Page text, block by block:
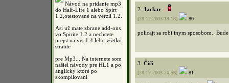
Návod na pridanie mp3
do Half-Life 1 alebo Spirt
1.2,otestované na verzii 1.2.
Asi už mate zbrane add-ons
vo Spirite 1.2 a nechcete
prejst na ver.1.4 lebo všetko
stratite
pre Mp3... Na internete som
našiel návody pre HL1 a po
anglicky ktoré po
skompilovani
2. Jackar
[28.12.2003-19:18] 80
policajt sa robi inym sposobom..
3. Čiči
[28.12.2003-20:56] 81